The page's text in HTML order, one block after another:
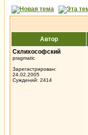
Автор
Склихософский
pragmatic
Зарегистрирован:
24.02.2005
Суждений: 2414